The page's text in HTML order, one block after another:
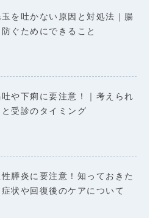
を吐かない原因と対処法｜腸
ぐためにできること
や下痢に要注意！｜考えられ
と受診のタイミング
膵炎に要注意！知っておきた
状や回復後のケアについて